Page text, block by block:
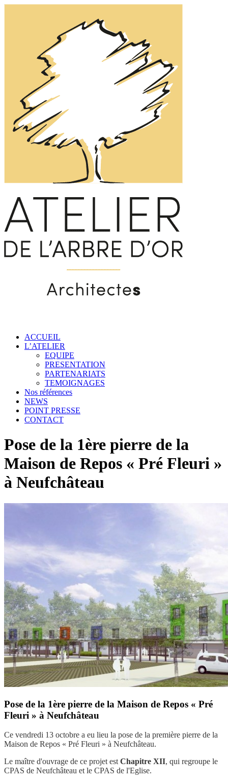
ACCUEIL
L’ATELIER
EQUIPE
PRESENTATION
PARTENARIATS
TEMOIGNAGES
Nos références
NEWS
POINT PRESSE
CONTACT
Pose de la 1ère pierre de la
Maison de Repos « Pré Fleuri »
à Neufchâteau
Pose de la 1ère pierre de la Maison de Repos « Pré
Fleuri » à Neufchâteau
Ce vendredi 13 octobre a eu lieu la pose de la première pierre de la
Maison de Repos « Pré Fleuri » à Neufchâteau.
Le maître d'ouvrage de ce projet est Chapitre XII, qui regroupe le
CPAS de Neufchâteau et le CPAS de l'Eglise.